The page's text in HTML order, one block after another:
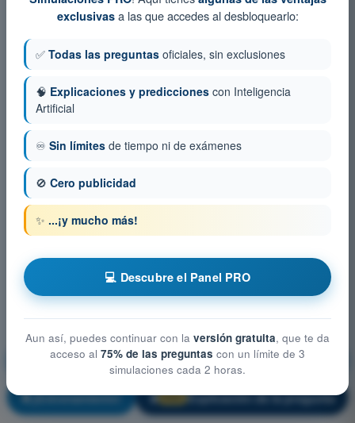
Mitigación técnica-operativa y gestión de riesgos
¡Entrenamiento! 🔒 PRO Explicación de la pregunta
exclusivasa las que accedes al desbloquearlo:
✅ Todas las preguntas oficiales, sin exclusiones
🧠 Explicaciones y predicciones con Inteligencia
Artificial
♾️ Sin límites de tiempo ni de exámenes
🚫 Cero publicidad
✨ ...¡y mucho más!
💻 Descubre el Panel PRO
Aun así, puedes continuar con la versión gratuita, que te da
acceso al 75% de las preguntas con un límite de 3
simulaciones cada 2 horas.